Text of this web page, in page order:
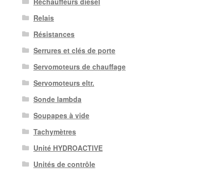
Relais
Résistances
Serrures et clés de porte
Servomoteurs de chauffage
Servomoteurs eltr.
Sonde lambda
Soupapes à vide
Tachymètres
Unité HYDROACTIVE
Unités de contrôle